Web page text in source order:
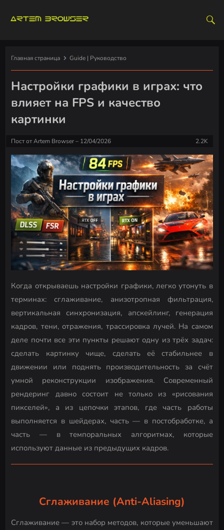
Главная страница Guide | Руководство
Настройки графики в играх: что
влияет на FPS и качество
картинки
Пост отArtem Browser 12/04/2026 2.2K
Когда открываешь настройки графики, легко утонуть в
терминах: сглаживание, анизотропная фильтрация,
вертикальная синхронизация, апскейлинг, генерация
кадров, тени, отражения, трассировка лучей. На самом
деле почти все эти пункты решают одну из трёх задач:
сделать картинку чище, сделать её стабильнее в
движении или поднять производительность за счёт
умной реконструкции изображения. Современный
рендеринг давно состоит не только из «рисования
пикселей», а из цепочки этапов, где часть работы
выполняется в шейдерах, часть — в постобработке, а
часть — в темпоральных алгоритмах, которые
используют данные из предыдущих кадров.
Сглаживание (Anti-Aliasing)
Сглаживание — это набор методов, которые уменьшают